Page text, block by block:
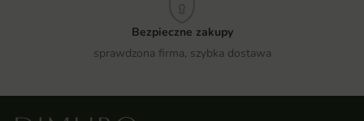
Bezpieczne zakupy
sprawdzona firma, szybka dostawa